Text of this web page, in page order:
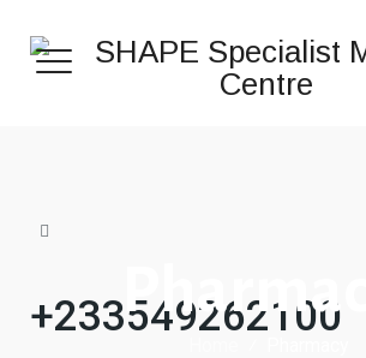
+233549262100
Pharmacy